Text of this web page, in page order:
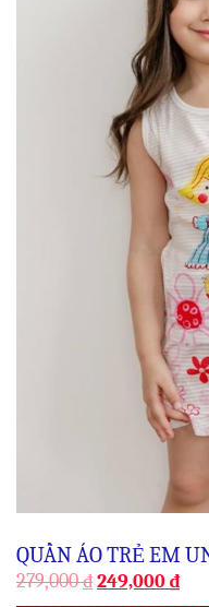
QUẦN ÁO TRẺ EM
279,000₫ 249,000 ₫